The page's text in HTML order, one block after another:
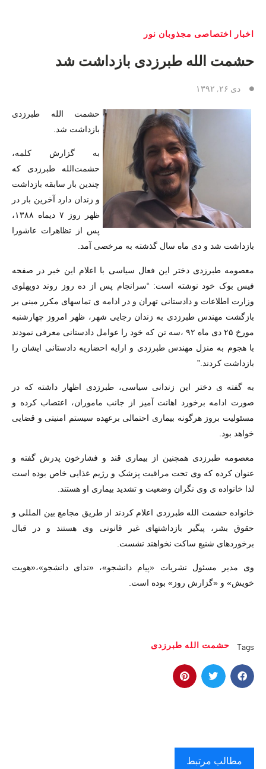
اخبار اختصاصی مجذوبان نور
حشمت الله طبرزدی بازداشت شد
دی ۲۶, ۱۳۹۲
حشمت الله طبرزدی
بازداشت شد.
به گزارش کلمه،
حشمت‌الله طبرزدی که
چندین بار سابقه بازداشت
و زندان دارد آخرین بار در
ظهر روز ۷ دیماه ۱۳۸۸،
پس از تظاهرات عاشورا
بازداشت شد و دی ماه سال گذشته به مرخصی آمد.
معصومه طبرزدی دختر این فعال سیاسی با اعلام این خبر در صفحه
فیس بوک خود نوشته است: “سرانجام پس از ده روز روند دوپهلوی
وزارت اطلاعات و دادستانی تهران و در ادامه ی تماسهای مکرر مبنی بر
بازگشت مهندس طبرزدی به زندان رجایی شهر، ظهر امروز چهارشنبه
مورخ ۲۵ دی ماه ۹۲ ،سه تن که خود را عوامل دادستانی معرفی نمودند
با هجوم به منزل مهندس طبرزدی و ارایه احضاریه دادستانی ایشان را
بازداشت کردند.”
به گفته ی دختر این زندانی سیاسی، طبرزدی اظهار داشته که در
صورت ادامه برخورد اهانت آمیز از جانب ماموران، اعتصاب کرده و
مسئولیت بروز هرگونه بیماری احتمالی برعهده سیستم امنیتی و قضایی
خواهد بود.
معصومه طبرزدی همچنین از بیماری قند و فشارخون پدرش گفته و
عنوان کرده که وی تحت مراقبت پزشک و رژیم غذایی خاص بوده است
لذا خانواده ی وی نگران وضعیت و تشدید بیماری او هستند.
خانواده حشمت الله طبرزدی اعلام کردند از طریق مجامع بین المللی و
حقوق بشر، پیگیر بازداشتهای غیر قانونی وی هستند و در قبال
برخوردهای شنیع ساکت نخواهند نشست.
وی مدیر مسئول نشریات «پیام دانشجو»، «ندای دانشجو»،«هویت
خویش» و «گزارش روز» بوده است.
Tags حشمت الله طبرزدی
مطالب مرتبط